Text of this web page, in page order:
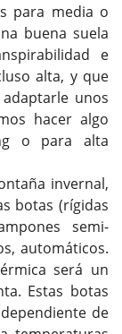
para media o
buena suela
e
alta, y que
unos
hacer algo
o para alta
invernal,
botas (rígidas
semi-
automáticos.
será un
Estas botas
de